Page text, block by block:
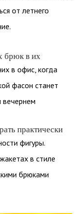
от летнего
брюк в их
в офис, когда
фасон станет
вечернем
практически
фигуры.
в стиле
брюками